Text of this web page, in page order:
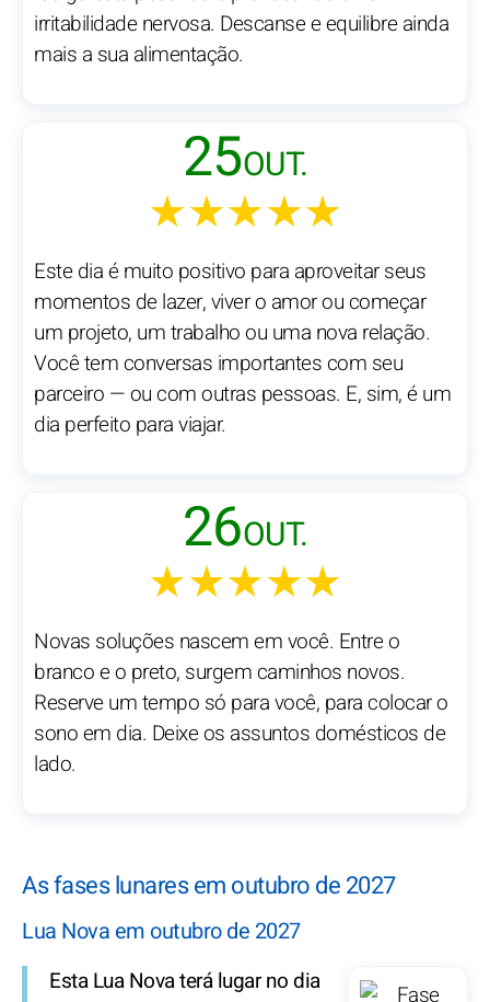
irritabilidade nervosa. Descanse e equilibre ainda
mais a sua alimentação.
25OUT.
★★★★★
Este dia é muito positivo para aproveitar seus
momentos de lazer, viver o amor ou começar
um projeto, um trabalho ou uma nova relação.
Você tem conversas importantes com seu
parceiro — ou com outras pessoas. E, sim, é um
dia perfeito para viajar.
26OUT.
★★★★★
Novas soluções nascem em você. Entre o
branco e o preto, surgem caminhos novos.
Reserve um tempo só para você, para colocar o
sono em dia. Deixe os assuntos domésticos de
lado.
As fases lunares em outubro de 2027
Lua Nova em outubro de 2027
Esta Lua Nova terá lugar no dia